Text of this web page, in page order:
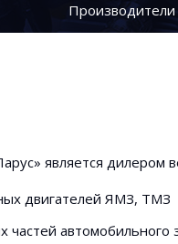
Производители
является дилером
двигателей ЯМЗ, ТМЗ
частей автомобильного